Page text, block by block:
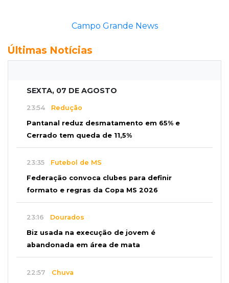
Campo Grande News
Últimas Notícias
SEXTA, 07 DE AGOSTO
23:54 Redução
Pantanal reduz desmatamento em 65% e
Cerrado tem queda de 11,5%
23:35 Futebol de MS
Federação convoca clubes para definir
formato e regras da Copa MS 2026
23:16 Dourados
Biz usada na execução de jovem é
abandonada em área de mata
22:57 Chuva